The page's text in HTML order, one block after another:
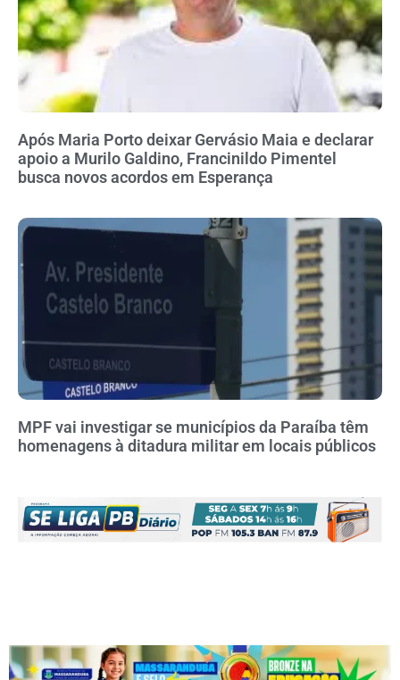
Após Maria Porto deixar Gervásio Maia e declarar
apoio a Murilo Galdino, Francinildo Pimentel
busca novos acordos em Esperança
MPF vai investigar se municípios da Paraíba têm
homenagens à ditadura militar em locais públicos